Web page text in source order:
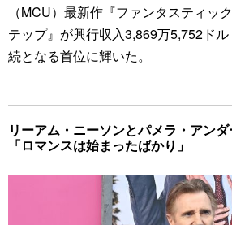
（MCU）最新作『ファンタスティッ
テップ』が興行収入3,869万5,752ド
続となる首位に輝いた。
リーアム・ニーソンとパメラ・アン
「ロマンスは始まったばかり」